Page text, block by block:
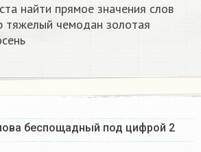
найти прямое значения слов
тяжелый чемодан золотая
беспощадный под цифрой 2